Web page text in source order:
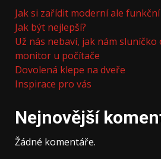
Jak si zařídit moderní ale
Jak být nejlepší?
Už nás nebaví, jak nám sluníčko
monitor u počítače
Dovolená klepe na dveře
Inspirace pro vás
Nejnovější
Žádné komentáře.